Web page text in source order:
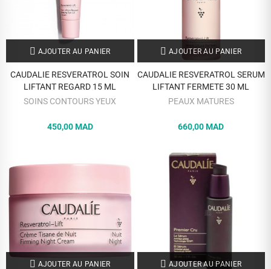
AJOUTER AU PANIER
CAUDALIE RESVERATROL SOIN
LIFTANT REGARD 15 ML
SOINS CONTOURS YEUX
450,00 MAD
AJOUTER AU PANIER
CAUDALIE RESVERATROL SERUM
LIFTANT FERMETE 30 ML
PEAUX MATURES
660,00 MAD
AJOUTER AU PANIER AJOUTER AU PANIER